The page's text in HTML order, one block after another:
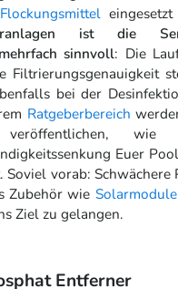
Flockungsmittel
ist die
sinnvoll: Die
Filtrierungsgenauigkeit
bei der
Ratgeberbereich
Euer
Soviel vorab: Schwächere
Zubehör wie Solarmodule
Ziel zu gelangen.
Entferner